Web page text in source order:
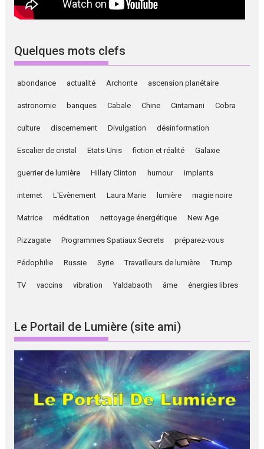
Quelques mots clefs
abondance actualité Archonte ascension planétaire
astronomie banques Cabale Chine Cintamani Cobra
culture discernement Divulgation désinformation
Escalier de cristal Etats-Unis fiction et réalité Galaxie
guerrier de lumière Hillary Clinton humour implants
internet L'Evènement Laura Marie lumière magie noire
Matrice méditation nettoyage énergétique New Age
Pizzagate Programmes Spatiaux Secrets préparez-vous
Pédophilie Russie Syrie Travailleurs de lumière Trump
TV vaccins vibration Yaldabaoth âme énergies libres
Le Portail de Lumière (site ami)